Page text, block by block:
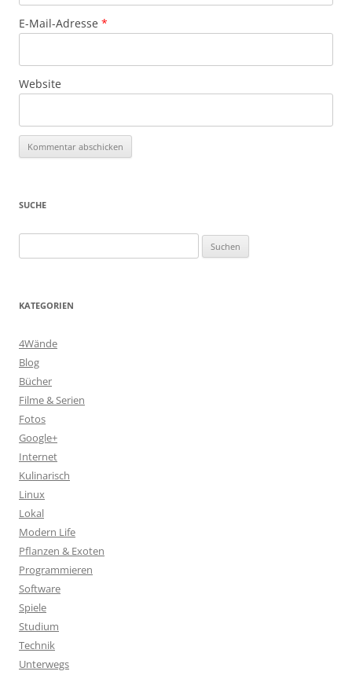
E-Mail-Adresse *
Website
SUCHE
nach:
KATEGORIEN
4Wände
Blog
Bücher
Filme & Serien
Fotos
Google+
Internet
Kulinarisch
Linux
Lokal
Modern Life
Pflanzen & Exoten
Programmieren
Software
Spiele
Studium
Technik
Unterwegs